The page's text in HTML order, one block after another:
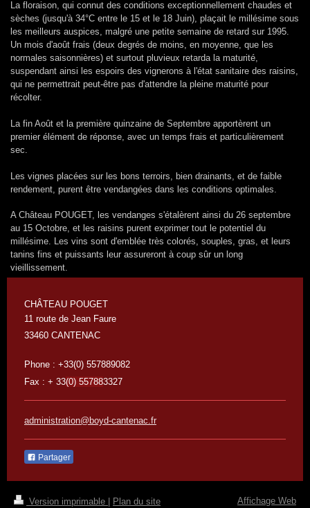
La floraison, qui connut des conditions exceptionnellement chaudes et
sèches (jusqu'à 34°C entre le 15 et le 18 Juin), plaçait le millésime sous
les meilleurs auspices, malgré une petite semaine de retard sur 1995.
Un mois d'août frais (deux degrés de moins, en moyenne, que les
normales saisonnières) et surtout pluvieux retarda la maturité,
suspendant ainsi les espoirs des vignerons à l'état sanitaire des raisins,
qui ne permettrait peut-être pas d'attendre la pleine maturité pour
récolter.
La fin Août et la première quinzaine de Septembre apportèrent un
premier élément de réponse, avec un temps frais et particulièrement
sec.
Les vignes placées sur les bons terroirs, bien drainants, et de faible
rendement, purent être vendangées dans les conditions optimales.
A Château POUGET, les vendanges s'étalèrent ainsi du 26 septembre
au 15 Octobre, et les raisins purent exprimer tout le potentiel du
millésime. Les vins sont d'emblée très colorés, souples, gras, et leurs
tanins fins et puissants leur assureront à coup sûr un long
vieillissement.
CHÂTEAU POUGET
11 route de Jean Faure
33460 CANTENAC
Phone : +33(0) 557889082
Fax : + 33(0) 557883327
administration@boyd-cantenac.fr
Partager
Version imprimable Plan du site Affichage Web